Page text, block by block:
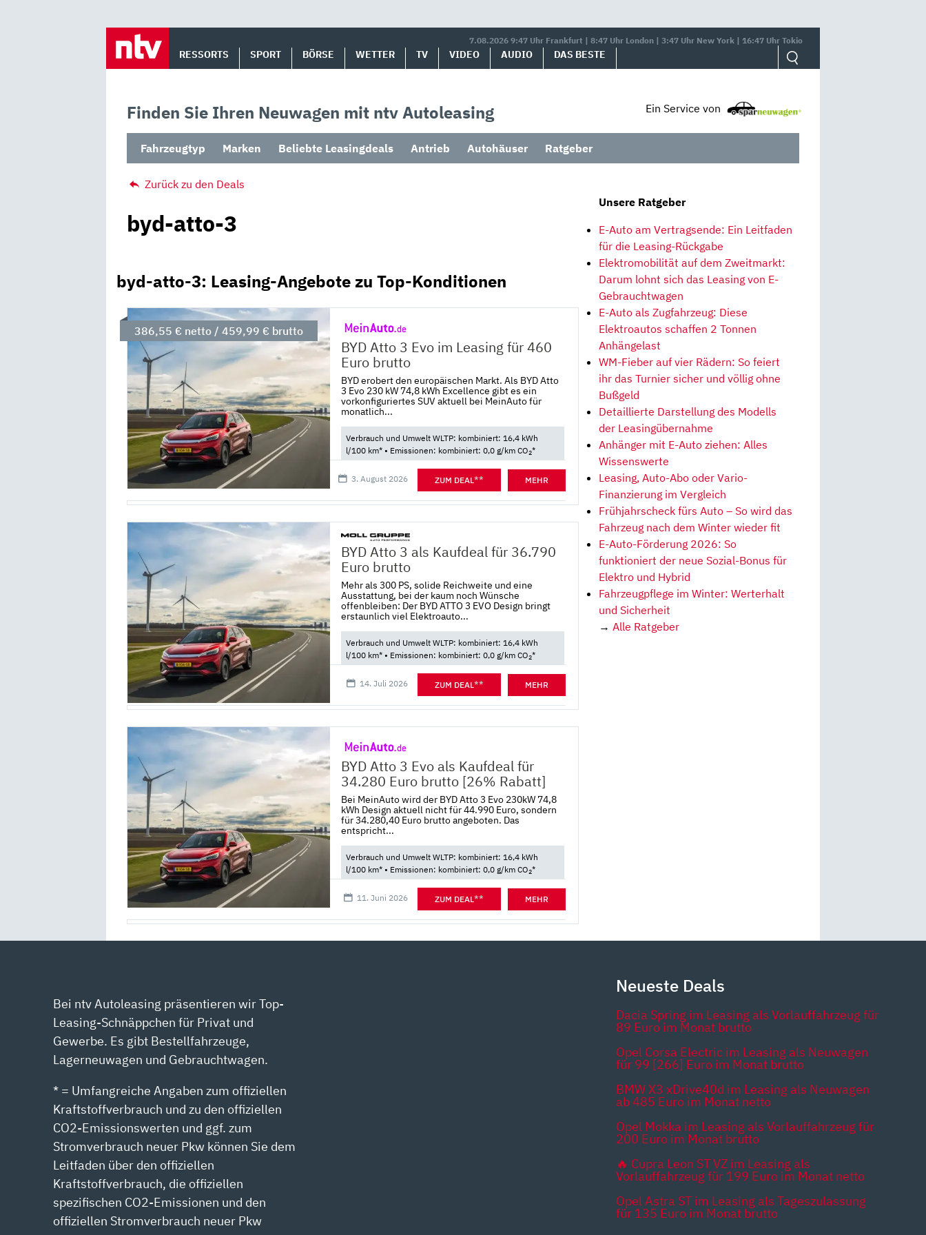
7.08.2026 9:47 Uhr Frankfurt | 8:47 Uhr London | 3:47 Uhr New York | 16:47 Uhr Tokio
RESSORTS SPORT BÖRSE WETTER TV VIDEO AUDIO DAS BESTE
Finden Sie Ihren Neuwagen mit ntv Autoleasing Ein Service von
Fahrzeugtyp Marken Beliebte Leasingdeals Antrieb Autohäuser Ratgeber
Zurück zu den Deals
byd-atto-3
byd-atto-3: Leasing-Angebote zu Top-Konditionen
BYD Atto 3 Evo im Leasing für 460
Euro brutto
BYD erobert den europäischen Markt. Als BYD Atto
3 Evo 230 kW 74,8 kWh Excellence gibt es ein
vorkonfiguriertes SUV aktuell bei MeinAuto für
monatlich...
Verbrauch und Umwelt WLTP: kombiniert: 16,4 kWh
l/100 km* • Emissionen: kombiniert: 0,0 g/km CO2*
3. August 2026 ZUM DEAL** MEHR
386,55 € netto / 459,99 € brutto
BYD Atto 3 als Kaufdeal für 36.790
Euro brutto
Mehr als 300 PS, solide Reichweite und eine
Ausstattung, bei der kaum noch Wünsche
offenbleiben: Der BYD ATTO 3 EVO Design bringt
erstaunlich viel Elektroauto...
Verbrauch und Umwelt WLTP: kombiniert: 16,4 kWh
l/100 km* • Emissionen: kombiniert: 0,0 g/km CO2*
14. Juli 2026 ZUM DEAL** MEHR
BYD Atto 3 Evo als Kaufdeal für
34.280 Euro brutto [26% Rabatt]
Bei MeinAuto wird der BYD Atto 3 Evo 230kW 74,8
kWh Design aktuell nicht für 44.990 Euro, sondern
für 34.280,40 Euro brutto angeboten. Das
entspricht...
Verbrauch und Umwelt WLTP: kombiniert: 16,4 kWh
l/100 km* • Emissionen: kombiniert: 0,0 g/km CO2*
11. Juni 2026 ZUM DEAL** MEHR
Unsere Ratgeber
E-Auto am Vertragsende: Ein Leitfaden
für die Leasing-Rückgabe
Elektromobilität auf dem Zweitmarkt:
Darum lohnt sich das Leasing von E-
Gebrauchtwagen
E-Auto als Zugfahrzeug: Diese
Elektroautos schaffen 2 Tonnen
Anhängelast
WM-Fieber auf vier Rädern: So feiert
ihr das Turnier sicher und völlig ohne
Bußgeld
Detaillierte Darstellung des Modells
der Leasingübernahme
Anhänger mit E-Auto ziehen: Alles
Wissenswerte
Leasing, Auto-Abo oder Vario-
Finanzierung im Vergleich
Frühjahrscheck fürs Auto – So wird das
Fahrzeug nach dem Winter wieder fit
E-Auto-Förderung 2026: So
funktioniert der neue Sozial-Bonus für
Elektro und Hybrid
Fahrzeugpflege im Winter: Werterhalt
und Sicherheit
→ Alle Ratgeber
Bei ntv Autoleasing präsentieren wir Top-
Leasing-Schnäppchen für Privat und
Gewerbe. Es gibt Bestellfahrzeuge,
Lagerneuwagen und Gebrauchtwagen.
* = Umfangreiche Angaben zum offiziellen
Kraftstoffverbrauch und zu den offiziellen
CO2-Emissionswerten und ggf. zum
Stromverbrauch neuer Pkw können Sie dem
Leitfaden über den offiziellen
Kraftstoffverbrauch, die offiziellen
spezifischen CO2-Emissionen und den
offiziellen Stromverbrauch neuer Pkw
Neueste Deals
Dacia Spring im Leasing als Vorlauffahrzeug für
89 Euro im Monat brutto
Opel Corsa Electric im Leasing als Neuwagen
für 99 [266] Euro im Monat brutto
BMW X3 xDrive40d im Leasing als Neuwagen
ab 485 Euro im Monat netto
Opel Mokka im Leasing als Vorlauffahrzeug für
200 Euro im Monat brutto
🔥 Cupra Leon ST VZ im Leasing als
Vorlauffahrzeug für 199 Euro im Monat netto
Opel Astra ST im Leasing als Tageszulassung
für 135 Euro im Monat brutto